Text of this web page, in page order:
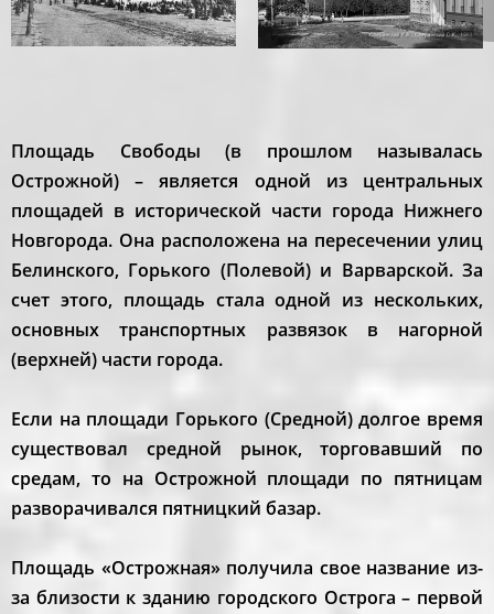
Площадь Свободы (в прошлом называлась
Острожной) – является одной из центральных
площадей в исторической части города Нижнего
Новгорода. Она расположена на пересечении улиц
Белинского, Горького (Полевой) и Варварской. За
счет этого, площадь стала одной из нескольких,
основных транспортных развязок в нагорной
(верхней) части города.
Если на площади Горького (Средной) долгое время
существовал средной рынок, торговавший по
средам, то на Острожной площади по пятницам
разворачивался пятницкий базар.
Площадь «Острожная» получила свое название из-
за близости к зданию городского Острога – первой